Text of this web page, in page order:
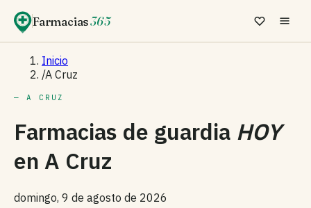
Farmacias365
Inicio
/A Cruz
— A CRUZ
Farmacias de guardia HOY
en A Cruz
domingo, 9 de agosto de 2026